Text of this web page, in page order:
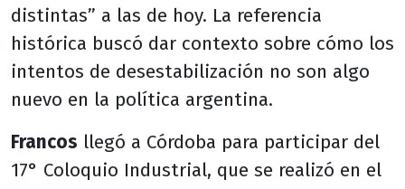
distintas” a las de hoy. La referencia
histórica buscó dar contexto sobre cómo los
intentos de desestabilización no son algo
nuevo en la política argentina.
Francos llegó a Córdoba para participar del
17° Coloquio Industrial, que se realizó en el